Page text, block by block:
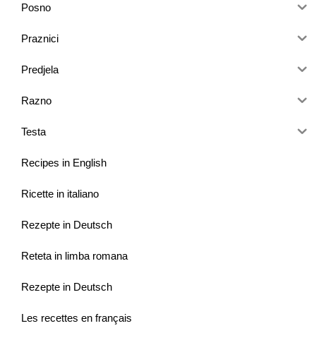
Posno
Praznici
Predjela
Razno
Testa
Recipes in English
Ricette in italiano
Rezepte in Deutsch
Reteta in limba romana
Rezepte in Deutsch
Les recettes en français